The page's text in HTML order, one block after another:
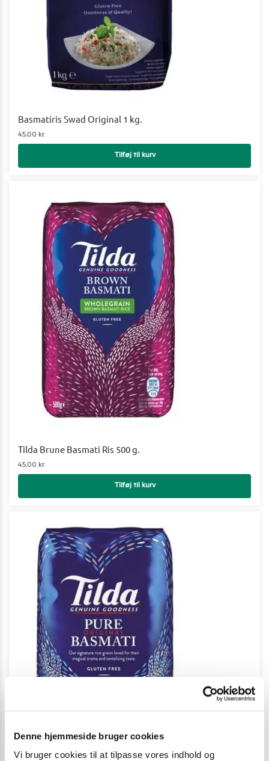
Denne hjemmeside bruger cookies
Vi bruger cookies til at tilpasse vores indhold og
Basmatiris Swad Original 1 kg.
45,00 kr.
Tilføj til kurv
Tilda Brune Basmati Ris 500 g.
45,00 kr.
Tilføj til kurv